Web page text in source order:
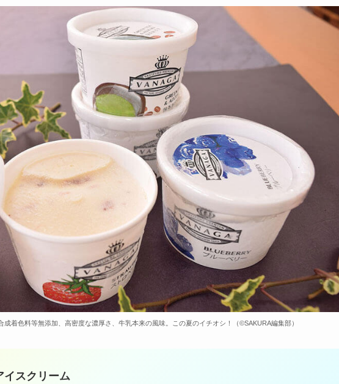
着色料等無添加、高密度な濃厚さ、牛乳本来の風味。この夏のイチオシ！（©️SAKURA編集部）
イスクリーム